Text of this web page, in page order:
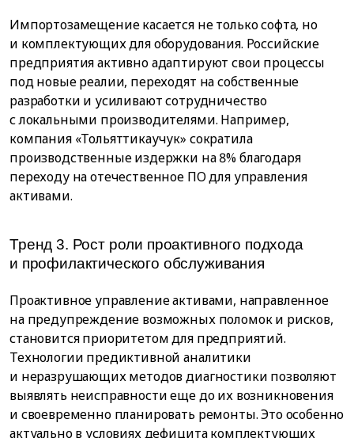
Импортозамещение касается не только софта, но
и комплектующих для оборудования. Российские
предприятия активно адаптируют свои процессы
под новые реалии, переходят на собственные
разработки и усиливают сотрудничество
с локальными производителями. Например,
компания «Тольяттикаучук» сократила
производственные издержки на 8% благодаря
переходу на отечественное ПО для управления
активами.
Тренд 3. Рост роли проактивного подхода
и профилактического обслуживания
Проактивное управление активами, направленное
на предупреждение возможных поломок и рисков,
становится приоритетом для предприятий.
Технологии предиктивной аналитики
и неразрушающих методов диагностики позволяют
выявлять неисправности еще до их возникновения
и своевременно планировать ремонты. Это особенно
актуально в условиях дефицита комплектующих